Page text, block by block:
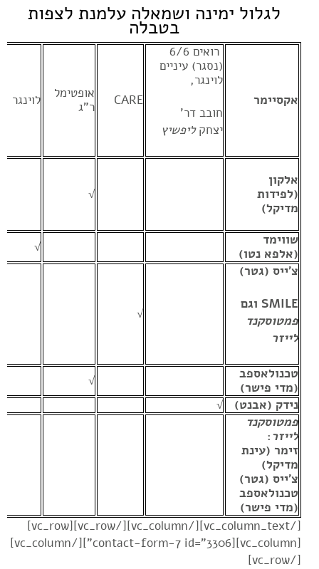
לגלול ימינה ושמאלה עלמנת לצפות
בטבלה
אקסיימר
רואים 6/6
(נסגר) עיניים
לוינגר,
חובב דר'
יצחקליפשיץ
CARE
אופטימל
ר"ג
לוינגר
אלקון
(לפידות
מדיקל)
√
שווימד
(אלפא נטו)
√
צ'ייס (גטר)
SMILE וגם
פמטוסקנד
לייזר
√
טכנולאספב
(מדי פישר)
√
נידק (אבנט)
√
פמטוסקנד
לייזר:
זימר (עינת
מדיקל)
צ'ייס (גטר)
טכנולאספב
(מדי פישר)
[/vc_column_text][/vc_column][/vc_row][vc_row]
[vc_column][contact-form-7 id="3306"][/vc_column]
[/vc_row]